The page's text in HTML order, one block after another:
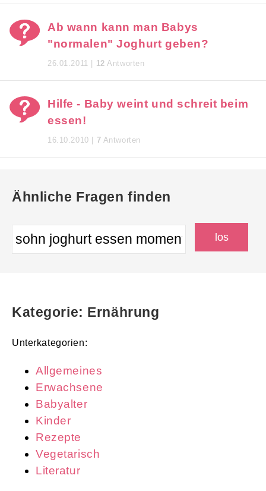
Ab wann kann man Babys
"normalen" Joghurt geben?
26.01.2011 | 12 Antworten
Hilfe - Baby weint und schreit beim
essen!
16.10.2010 | 7 Antworten
Ähnliche Fragen finden
Kategorie: Ernährung
Unterkategorien:
Allgemeines
Erwachsene
Babyalter
Kinder
Rezepte
Vegetarisch
Literatur